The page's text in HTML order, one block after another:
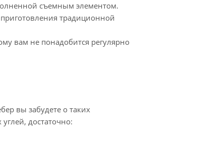
съемным элементом.
традиционной
вам не понадобится регулярно
вы забудете о таких
достаточно: